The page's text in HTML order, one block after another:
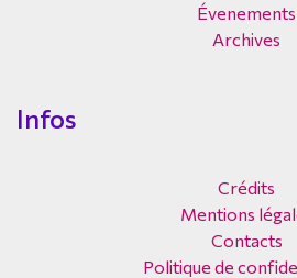
Évenements
Archives
Infos
Crédits
Mentions
Contacts
Politique de